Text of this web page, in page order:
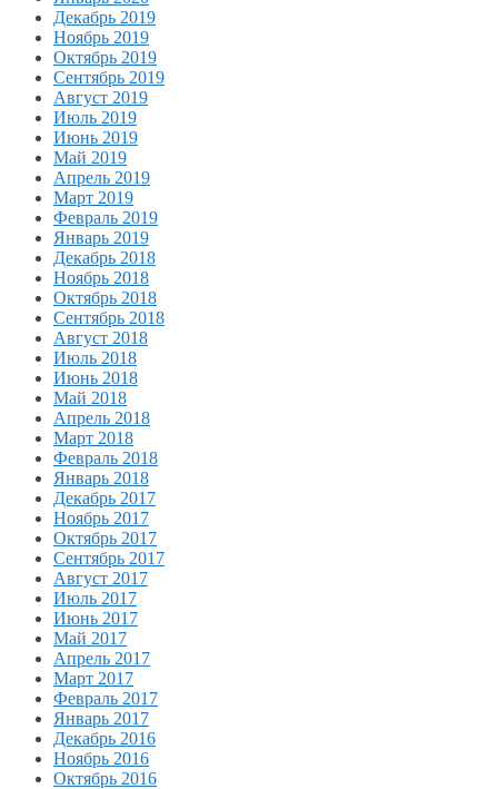
Декабрь 2019
Ноябрь 2019
Октябрь 2019
Сентябрь 2019
Август 2019
Июль 2019
Июнь 2019
Май 2019
Апрель 2019
Март 2019
Февраль 2019
Январь 2019
Декабрь 2018
Ноябрь 2018
Октябрь 2018
Сентябрь 2018
Август 2018
Июль 2018
Июнь 2018
Май 2018
Апрель 2018
Март 2018
Февраль 2018
Январь 2018
Декабрь 2017
Ноябрь 2017
Октябрь 2017
Сентябрь 2017
Август 2017
Июль 2017
Июнь 2017
Май 2017
Апрель 2017
Март 2017
Февраль 2017
Январь 2017
Декабрь 2016
Ноябрь 2016
Октябрь 2016